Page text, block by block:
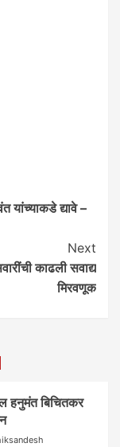
यांच्याकडे द्यावे –
Next
काढली सवाद्य
मिरवणूक
हनुमंत बिचितकर